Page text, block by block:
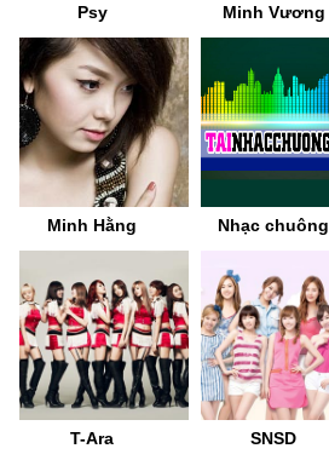
Psy Minh Vương
Minh Hằng Nhạc chuông
T-Ara SNSD